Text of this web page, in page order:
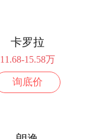
卡罗拉
11.68-15.58万
询底价